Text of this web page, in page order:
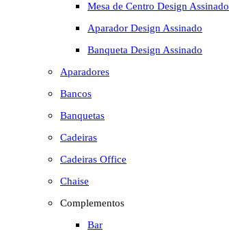
Mesa de Centro Design Assinado
Aparador Design Assinado
Banqueta Design Assinado
Aparadores
Bancos
Banquetas
Cadeiras
Cadeiras Office
Chaise
Complementos
Bar